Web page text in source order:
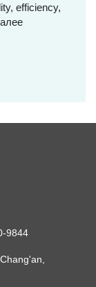
efficiency,
9844